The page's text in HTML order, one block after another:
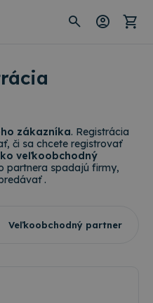
zákazníka. Registrácia
či sa chcete registrovať
veľkoobchodný
partnera spadajú firmy,
.
Veľkoobchodný partner